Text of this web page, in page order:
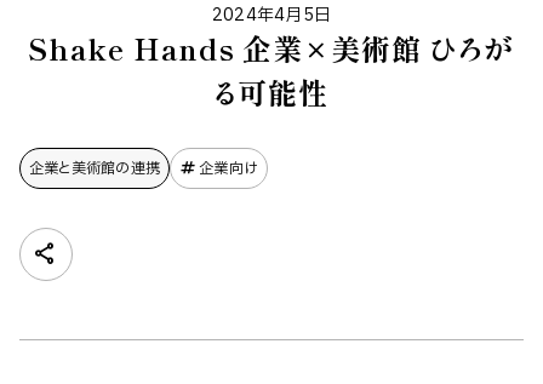
2024年4月5日
Shake Hands 企業×美術館 ひろが
る可能性
企業と​美術館の​連携 企業向け